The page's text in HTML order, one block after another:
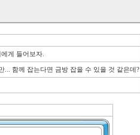
게 들어보자.
... 함께 잡는다면 금방 잡을 수 있을 것 같은데?